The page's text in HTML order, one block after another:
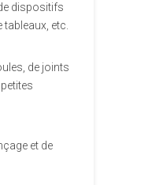
dispositifs
tableaux, etc.
de joints
et de